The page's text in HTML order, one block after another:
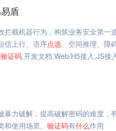
盾
拦截机器行为，构筑业务安全第一
信上行、语序点选、空间推理、障
验证码,开发文档,Web/H5接入,JS接
力破解，提高破解密码的难度，
和使用场景。 验证码有什么作用